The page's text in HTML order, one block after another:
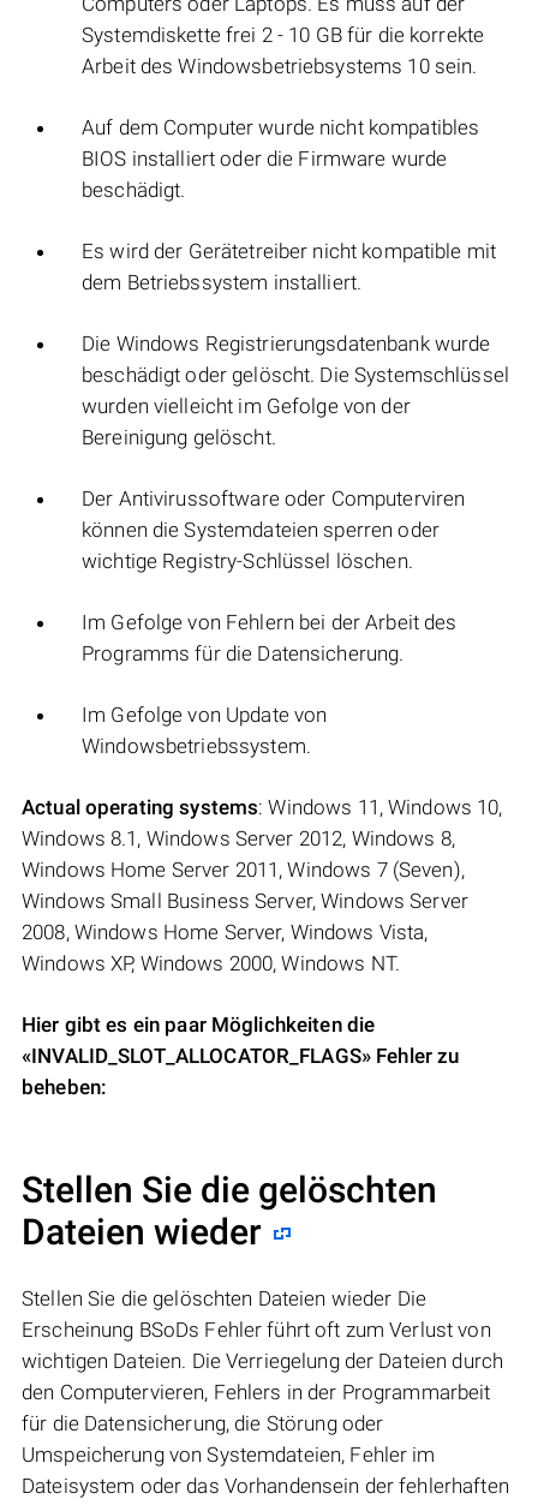
Systemdiskette frei 2 - 10 GB für die korrekte
Arbeit des Windowsbetriebsystems 10 sein.
Auf dem Computer wurde nicht kompatibles
BIOS installiert oder die Firmware wurde
beschädigt.
Es wird der Gerätetreiber nicht kompatible mit
dem Betriebssystem installiert.
Die Windows Registrierungsdatenbank wurde
beschädigt oder gelöscht. Die Systemschlüssel
wurden vielleicht im Gefolge von der
Bereinigung gelöscht.
Der Antivirussoftware oder Computerviren
können die Systemdateien sperren oder
wichtige Registry-Schlüssel löschen.
Im Gefolge von Fehlern bei der Arbeit des
Programms für die Datensicherung.
Im Gefolge von Update von
Windowsbetriebssystem.
Actual operating systems: Windows 11, Windows 10,
Windows 8.1, Windows Server 2012, Windows 8,
Windows Home Server 2011, Windows 7 (Seven),
Windows Small Business Server, Windows Server
2008, Windows Home Server, Windows Vista,
Windows XP, Windows 2000, Windows NT.
Hier gibt es ein paar Möglichkeiten die
«INVALID_SLOT_ALLOCATOR_FLAGS» Fehler zu
beheben:
Stellen Sie die gelöschten
Dateien wieder
Stellen Sie die gelöschten Dateien wieder Die
Erscheinung BSoDs Fehler führt oft zum Verlust von
wichtigen Dateien. Die Verriegelung der Dateien durch
den Computervieren, Fehlers in der Programmarbeit
für die Datensicherung, die Störung oder
Umspeicherung von Systemdateien, Fehler im
Dateisystem oder das Vorhandensein der fehlerhaften